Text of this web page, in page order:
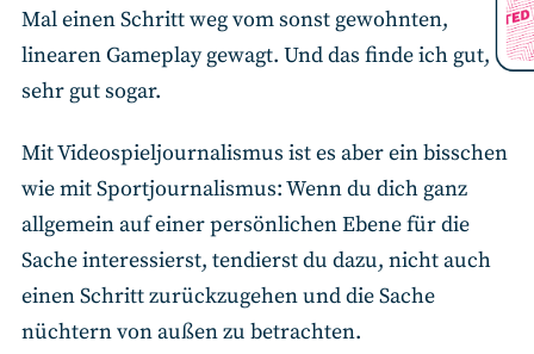
Mal einen Schritt weg vom sonst gewohnten,
linearen Gameplay gewagt. Und das finde ich gut,
sehr gut sogar.
Mit Videospieljournalismus ist es aber ein bisschen
wie mit Sportjournalismus: Wenn du dich ganz
allgemein auf einer persönlichen Ebene für die
Sache interessierst, tendierst du dazu, nicht auch
einen Schritt zurückzugehen und die Sache
nüchtern von außen zu betrachten.
0
-14